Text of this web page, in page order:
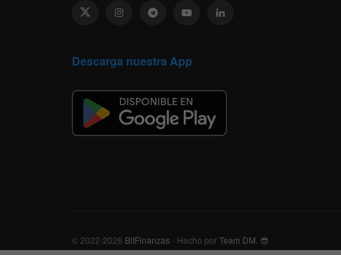
Descarga nuestra App
© 2022-2026 BitFinanzas - Hecho porTeam DM. 😎